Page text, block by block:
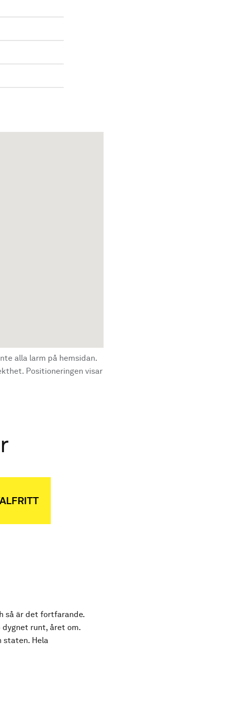
alla larm på hemsidan.
Positioneringen visar
så är det fortfarande.
runt, året om.
staten. Hela